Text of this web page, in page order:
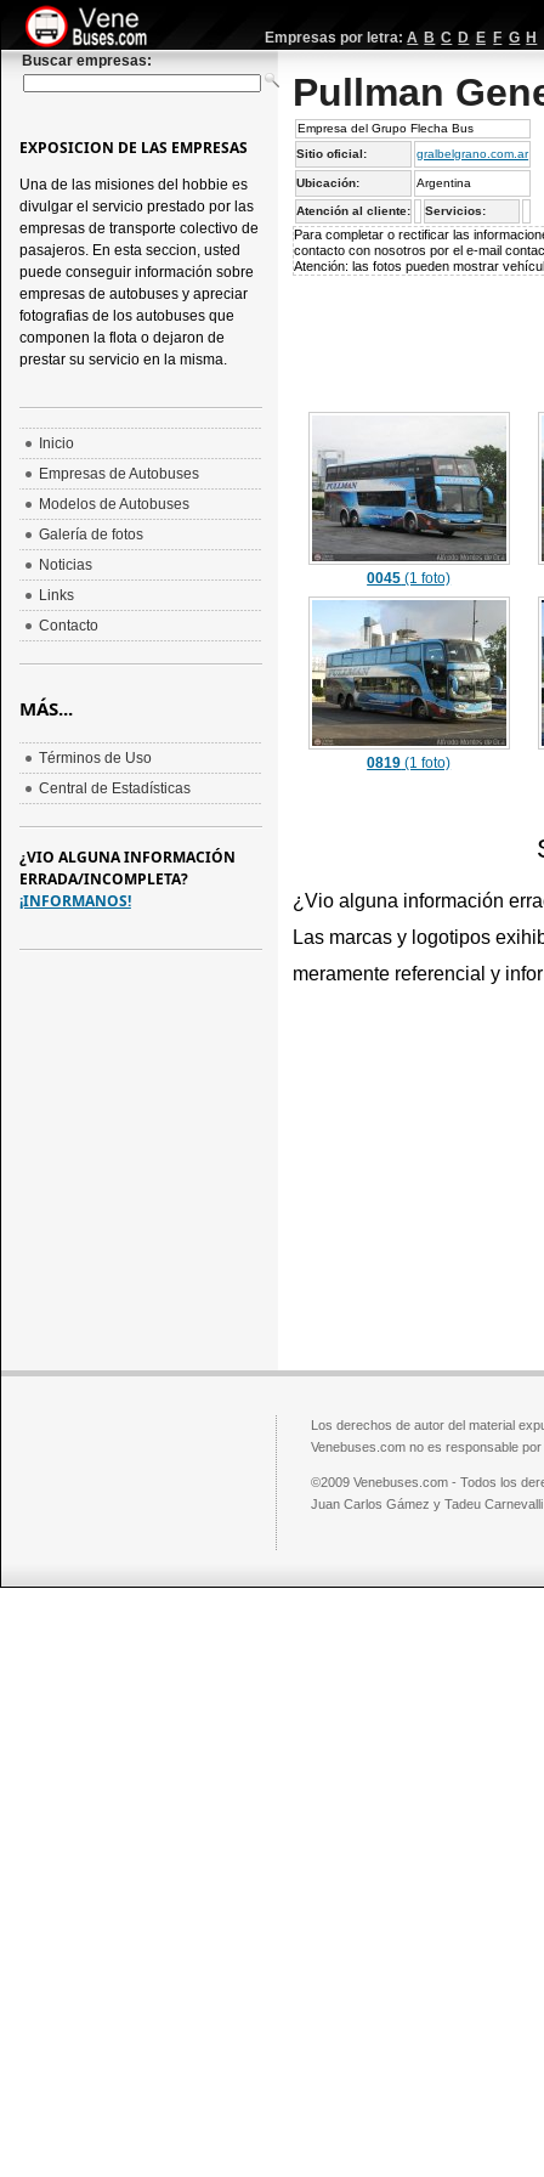
Empresas por letra: A B C D E F G H
Buscar empresas:
Pullman
Empresa del Grupo Flecha Bus
Sitio oficial:
gralbelgrano.com.ar
Ubicación: Argentina
Atención al cliente: Servicios:
Para completar o rectificar las
contacto con nosotros por el e-mail
Atención: las fotos pueden mostrar
0045 (1 foto)
0819 (1 foto)
¿Vio alguna información
Las marcas y logotipos
meramente referencial y
EXPOSICION DE LAS EMPRESAS
Una de las misiones del hobbie es
divulgar el servicio prestado por las
empresas de transporte colectivo de
pasajeros. En esta seccion, usted
puede conseguir información sobre
empresas de autobuses y apreciar
fotografias de los autobuses que
componen la flota o dejaron de
prestar su servicio en la misma.
Inicio
Empresas de Autobuses
Modelos de Autobuses
Galería de fotos
Noticias
Links
Contacto
MÁS...
Términos de Uso
Central de Estadísticas
¿VIO ALGUNA INFORMACIÓN
ERRADA/INCOMPLETA?
¡INFORMANOS!
Los derechos de autor del material
Venebuses.com no es responsable
©2009 Venebuses.com - Todos los
Juan Carlos Gámez y Tadeu Carnevalli